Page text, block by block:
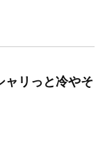
リっと冷やそ